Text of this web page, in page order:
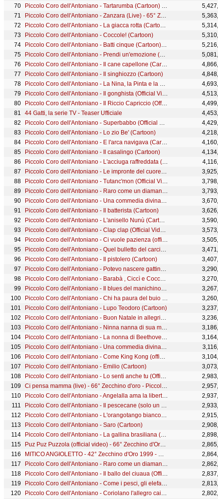
Piccolo Coro dell'Antoniano - Tartarumba (Cartoon) - 54° Zecchino d'Oro
Piccolo Coro dell'Antoniano - Zanzara (Live) - 65° Zecchino d'Oro
Piccolo Coro dell'Antoniano - La giacca rotta (Cartoon)
Piccolo Coro dell'Antoniano - Coccole! (Cartoon)
Piccolo Coro dell'Antoniano - Batti cinque (Cartoon) - 41° Zecchino d'Oro
Piccolo Coro dell'Antoniano - Prendi un'emozione (Cartoon)
Piccolo Coro dell'Antoniano - Il cane capellone (Cartoon)
Piccolo Coro dell'Antoniano - Il singhiozzo (Cartoon)
Piccolo Coro dell'Antoniano - La Nina, la Pinta e la Santa Maria (Cartoon)
Piccolo Coro dell'Antoniano - Il gonghista (Official Video)
Piccolo Coro dell'Antoniano - Il Riccio Capriccio (Official Video)
44 Gatti, la serie TV - Teaser Ufficiale
Piccolo Coro dell'Antoniano - Superbabbo (Official Video)
Piccolo Coro dell'Antoniano - Lo zio Be' (Cartoon)
Piccolo Coro dell'Antoniano - E l'arca navigava (Cartoon)
Piccolo Coro dell'Antoniano - Il casalingo (Cartoon)
Piccolo Coro dell'Antoniano - L'acciuga raffreddata (official video) - 65° Zecchino d'oro
Piccolo Coro dell'Antoniano - Le impronte del cuore (Cartoon)
Piccolo Coro dell'Antoniano - Tutanc'mon (Official Video)
Piccolo Coro dell'Antoniano - Raro come un diamante (Cartoon)
Piccolo Coro dell'Antoniano - Una commedia divina (Cartoon)
Piccolo Coro dell'Antoniano - Il batterista (Cartoon)
Piccolo Coro dell'Antoniano - L'anisello Nunù (Cartoon)
Piccolo Coro dell'Antoniano - Clap clap (Official Video)
Piccolo Coro dell'Antoniano - Ci vuole pazienza (official video) - 65° Zecchino d'oro
Piccolo Coro dell'Antoniano - Quel bulletto del carciofo (Official Video)
Piccolo Coro dell'Antoniano - Il pistolero (Cartoon)
Piccolo Coro dell'Antoniano - Potevo nascere gattino (Cartoon)
Piccolo Coro dell'Antoniano - Barabà , Ciccì e Coccò (Cartoon)
Piccolo Coro dell'Antoniano - Il blues del manichino (Cartoon)
Piccolo Coro dell'Antoniano - Chi ha paura del buio (Official Video)
Piccolo Coro dell'Antoniano - Lupo Teodoro (Cartoon)
Piccolo Coro dell'Antoniano - Buon Natale in allegria (Cartoon)
Piccolo Coro dell'Antoniano - Ninna nanna di sua maestà (Cartoon)
Piccolo Coro dell'Antoniano - La nonna di Beethoven (Cartoon)
Piccolo Coro dell'Antoniano - Una commedia divina (Official Video)
Piccolo Coro dell'Antoniano - Come King Kong (official video) - 65° Zecchino d'oro
Piccolo Coro dell'Antoniano - Emilio (Cartoon)
Piccolo Coro dell'Antoniano - Lo senti anche tu (Official Video)
Ci pensa mamma (live) - 66° Zecchino d'oro - Piccolo Coro dell'Antoniano
Piccolo Coro dell'Antoniano - Angelalla ama la libertà (Official Video)
Piccolo Coro dell'Antoniano - Il pescecane (solo un ciao) (Cartoon)
Piccolo Coro dell'Antoniano - L'orangotango bianco (Cartoon)
Piccolo Coro dell'Antoniano - Saro (Cartoon)
Piccolo Coro dell'Antoniano - La gallina brasiliana (Cartoon)
Puz Puz Puzzola (official video) - 66° Zecchino d'Oro - Piccolo Coro dell'Antoniano
MITICO ANGIOLETTO - 42° Zecchino d'Oro 1999 - Canzoni Animate
Piccolo Coro dell'Antoniano - Raro come un diamante (Official Video)
Piccolo Coro dell'Antoniano - Il ballo del ciuaua (Official Video)
Piccolo Coro dell'Antoniano - Come i pesci, gli elefanti e le tigri (Official Video)
Piccolo Coro dell'Antoniano - Coriolano l'allegro caimano (Cartoon)